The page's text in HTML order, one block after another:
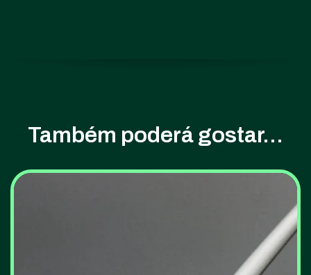
Também poderá gostar...